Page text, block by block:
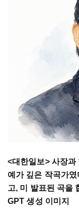
<대한일보> 사장과
예가 깊은 작곡가였
고, 미 발표된 곡을
GPT 생성 이미지